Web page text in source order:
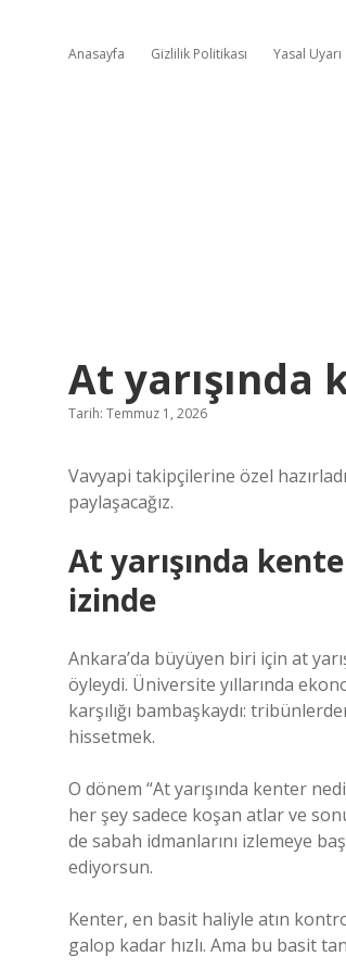
Anasayfa Gizlilik Politikası Yasal Uyarı
At yarışında
Tarih: Temmuz 1, 2026
Vavyapi takipçilerine özel
paylaşacağız.
At yarışında
izinde
Ankara’da büyüyen biri için at
öyleydi. Üniversite yıllarında
karşılığı bambaşkaydı:
hissetmek.
O dönem “At yarışında kenter
her şey sadece koşan atlar ve
de sabah idmanlarını izlemeye
ediyorsun.
Kenter, en basit haliyle atın
galop kadar hızlı. Ama bu basit